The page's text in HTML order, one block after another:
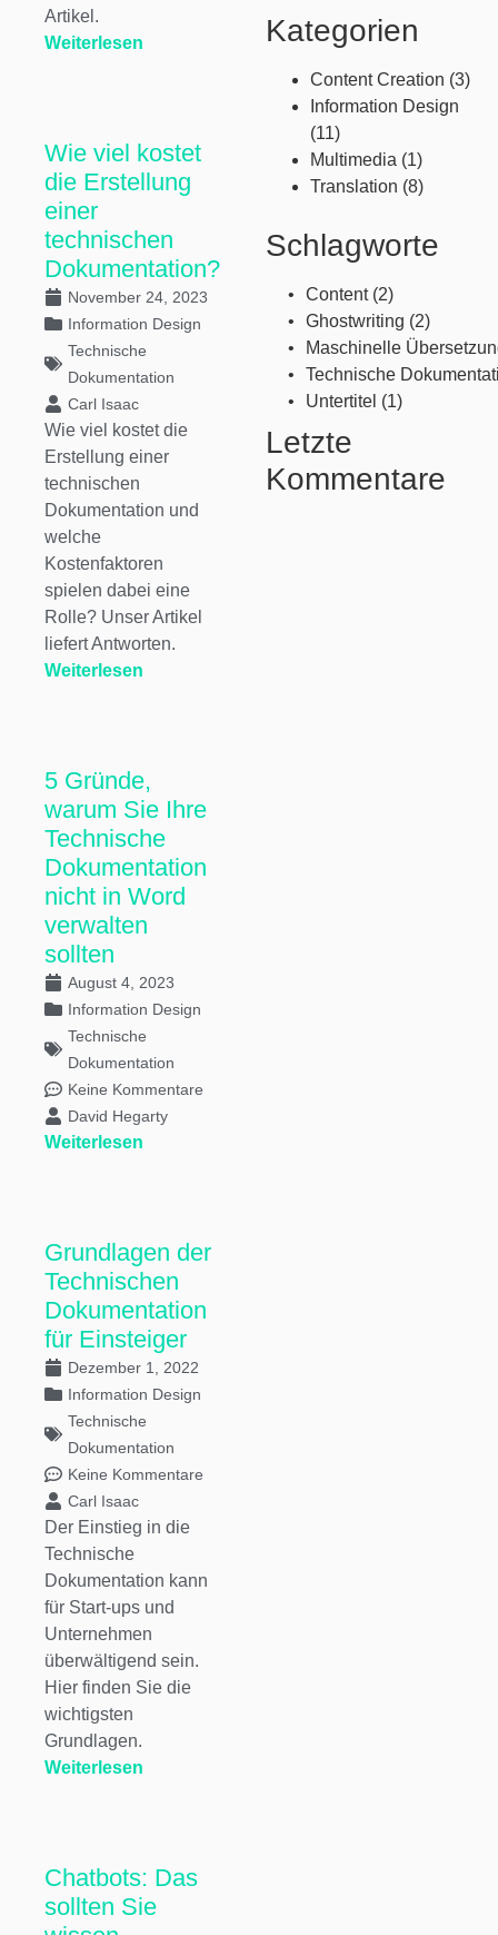
Artikel.
Weiterlesen
Wie viel kostet
die Erstellung
einer
technischen
Dokumentation?
November 24, 2023
Information Design
Technische
Dokumentation
Carl Isaac
Wie viel kostet die
Erstellung einer
technischen
Dokumentation und
welche
Kostenfaktoren
spielen dabei eine
Rolle? Unser Artikel
liefert Antworten.
Weiterlesen
5 Gründe,
warum Sie Ihre
Technische
Dokumentation
nicht in Word
verwalten
sollten
August 4, 2023
Information Design
Technische
Dokumentation
Keine Kommentare
David Hegarty
Weiterlesen
Grundlagen der
Technischen
Dokumentation
für Einsteiger
Dezember 1, 2022
Information Design
Technische
Dokumentation
Keine Kommentare
Carl Isaac
Der Einstieg in die
Technische
Dokumentation kann
für Start-ups und
Unternehmen
überwältigend sein.
Hier finden Sie die
wichtigsten
Grundlagen.
Weiterlesen
Chatbots: Das
sollten Sie
Kategorien
Content Creation (3)
Information Design
(11)
Multimedia (1)
Translation (8)
Schlagworte
Content(2)
Ghostwriting (2)
Maschinelle
Technische
Untertitel (1)
Letzte
Kommentare